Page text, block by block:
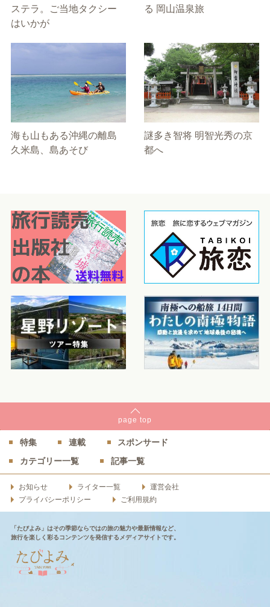
ステラ。ご当地タクシー
はいかが
る 岡山温泉旅
海も山もある沖縄の離島
久米島、島あそび
謎多き智将 明智光秀の京
都へ
page top
特集 連載
スポンサード
カテゴリー一覧
記事一覧
お知らせ ライター一覧
運営会社
プライバシーポリシー
ご利用規約
「たびよみ」はその季節ならではの旅の魅力や最新情報など、
旅行を楽しく彩るコンテンツを発信するメディアサイトです。